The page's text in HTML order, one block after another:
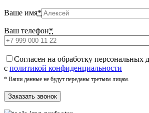
Ваше имя*
Ваш телефон*
Cогласен на обработку персональных
с политикой конфиденциальности
* Ваши данные не будут переданы третьим лицам.